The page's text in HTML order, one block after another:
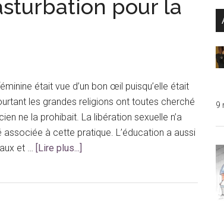
pour la
était vue d’un bon œil puisqu’elle était
les grandes religions ont toutes cherché
ne la prohibait. La libération sexuelle n’a
à cette pratique. L’éducation a aussi
et … [Lire plus...]
9